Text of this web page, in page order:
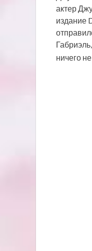
актер
издание
ничего